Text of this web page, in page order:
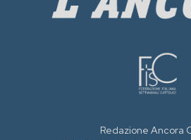
Redazione Ancora